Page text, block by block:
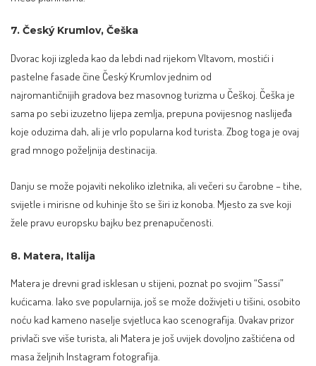
7. Český Krumlov, Češka
Dvorac koji izgleda kao da lebdi nad rijekom Vltavom, mostići i
pastelne fasade čine Český Krumlov jednim od
najromantičnijih gradova bez masovnog turizma u Češkoj. Češka je
sama po sebi izuzetno lijepa zemlja, prepuna povijesnog naslijeđa
koje oduzima dah, ali je vrlo popularna kod turista. Zbog toga je ovaj
grad mnogo poželjnija destinacija.
Danju se može pojaviti nekoliko izletnika, ali večeri su čarobne – tihe,
svijetle i mirisne od kuhinje što se širi iz konoba. Mjesto za sve koji
žele pravu europsku bajku bez prenapučenosti.
8. Matera, Italija
Matera je drevni grad isklesan u stijeni, poznat po svojim “Sassi”
kućicama. Iako sve popularnija, još se može doživjeti u tišini, osobito
noću kad kameno naselje svjetluca kao scenografija. Ovakav prizor
privlači sve više turista, ali Matera je još uvijek dovoljno zaštićena od
masa željnih Instagram fotografija.